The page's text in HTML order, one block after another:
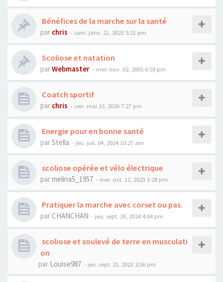
Bénéfices de la marche sur la santé
par chris - sam. janv. 21, 2023 5:21 pm
Scoliose et natation
parWebmaster - mer. nov. 02, 2005 6:59 pm
Coatch sportif
par chris - ven. mai 15, 2026 7:27 pm
Energie pour en bonne santé
parStella - jeu. juil. 04, 2024 10:27 am
scoliose opérée et vélo électrique
parmelina5_1957 - mer. oct. 11, 2023 3:28 pm
Pratiquer la marche avec corset ou pas.
parCHANCHAN - jeu. sept. 26, 2024 4:04 pm
scoliose et soulevé de terre en musculati
on
par Louise987 - jeu. sept. 21, 2023 2:36 pm